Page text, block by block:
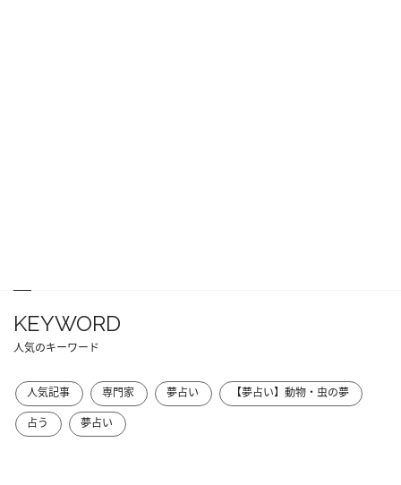
KEYWORD
人気のキーワード
人気記事 専門家 夢占い
【夢占い】動物・虫の夢
占う
夢占い